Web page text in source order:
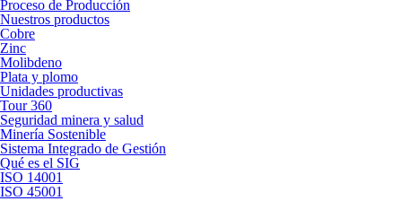
Proceso de Producción
Nuestros productos
Cobre
Zinc
Molibdeno
Plata y plomo
Unidades productivas
Tour 360
Seguridad minera y salud
Minería Sostenible
Sistema Integrado de Gestión
Qué es el SIG
ISO 14001
ISO 45001